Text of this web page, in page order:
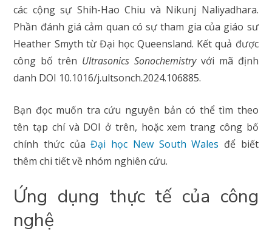
các cộng sự Shih-Hao Chiu và Nikunj Naliyadhara.
Phần đánh giá cảm quan có sự tham gia của giáo sư
Heather Smyth từ Đại học Queensland. Kết quả được
công bố trên Ultrasonics Sonochemistryvới mã định
danh DOI 10.1016/j.ultsonch.2024.106885.
Bạn đọc muốn tra cứu nguyên bản có thể tìm theo
tên tạp chí và DOI ở trên, hoặc xem trang công bố
chính thức củaĐại học New South Wales để biết
thêm chi tiết về nhóm nghiên cứu.
Ứng dụng thực tế của công
nghệ